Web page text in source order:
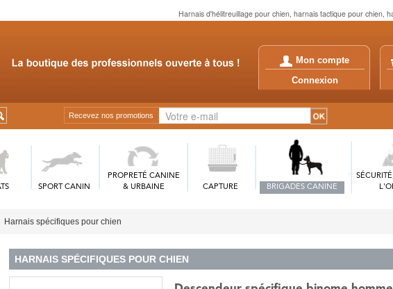
Harnais d'hélitreuillage pour chien, harnais tactique pour chien,
Mon compte
Connexion
Recevez nos promotions
SPORT CANIN
PROPRETÉ CANINE
& URBAINE
CAPTURE BRIGADES CANINE
Harnais spécifiques pour chien
HARNAIS SPÉCIFIQUES POUR CHIEN